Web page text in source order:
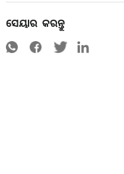
ସେୟାର କରନ୍ତୁ